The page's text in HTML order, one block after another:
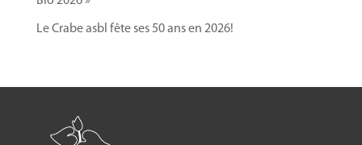
Le Crabe asbl fête ses 50 ans en 2026!